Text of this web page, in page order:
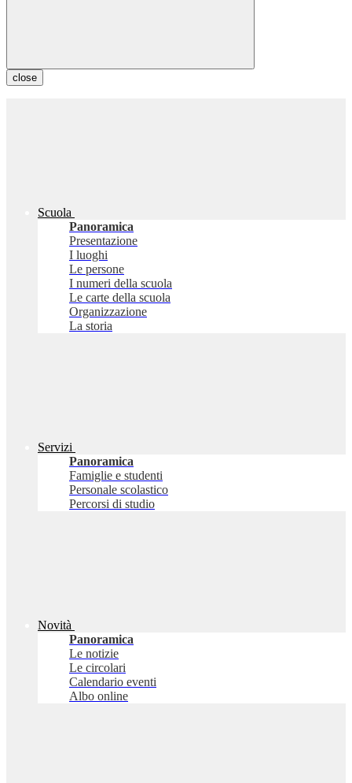
close
Scuola
Panoramica
Presentazione
I luoghi
Le persone
I numeri della scuola
Le carte della scuola
Organizzazione
La storia
Servizi
Panoramica
Famiglie e studenti
Personale scolastico
Percorsi di studio
Novità
Panoramica
Le notizie
Le circolari
Calendario eventi
Albo online